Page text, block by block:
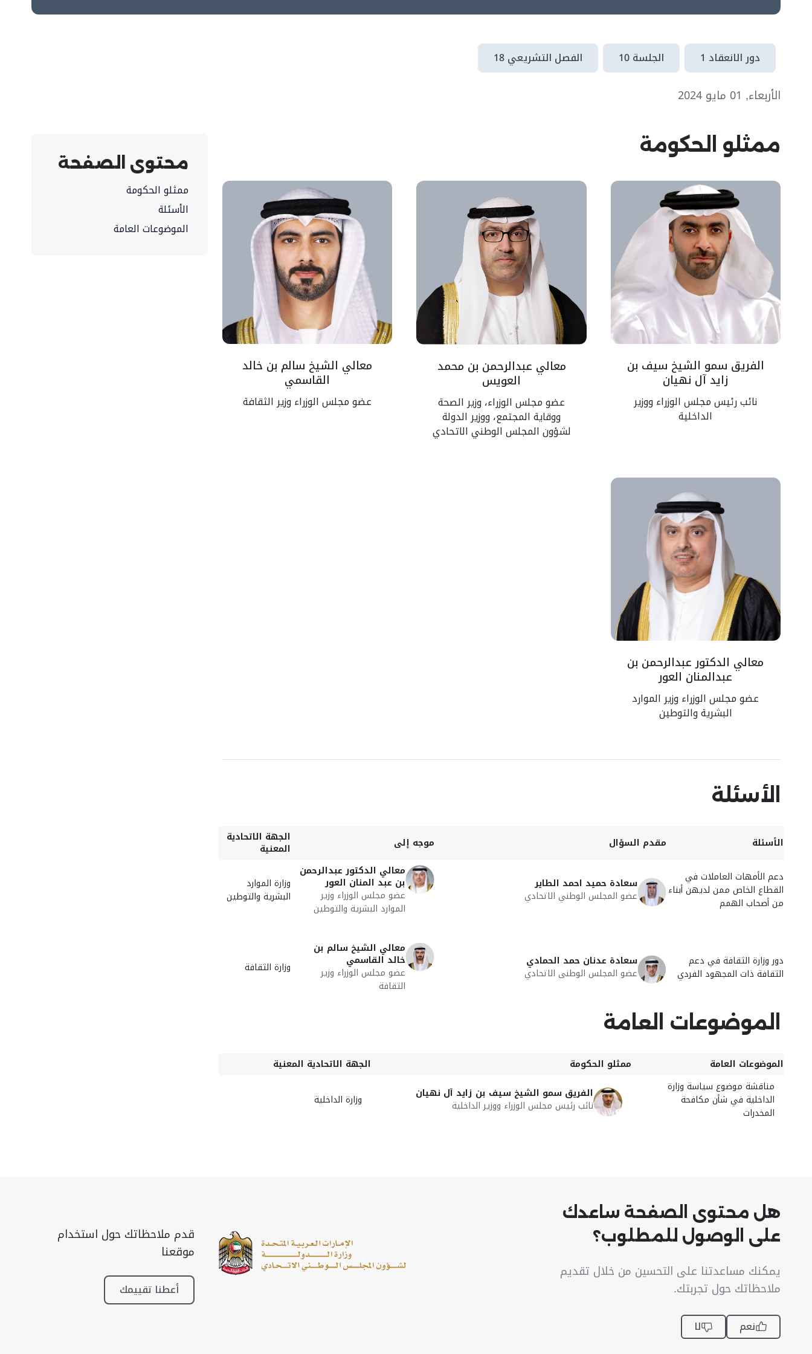
دور الانعقاد 1 الجلسة 10 الفصل التشريعي 18
الأربعاء, 01 مايو 2024
ممثلو الحكومة
الفريق سمو الشيخ سيف بن
زايد آل نهيان
نائب رئيس مجلس الوزراء ووزير
الداخلية
معالي عبدالرحمن بن محمد
العويس
عضو مجلس الوزراء، وزير الصحة
ووقاية المجتمع، ووزير الدولة
لشؤون المجلس الوطني الاتحادي
معالي الشيخ سالم بن خالد
القاسمي
عضو مجلس الوزراء وزير الثقافة
معالي الدكتور عبدالرحمن بن
عبدالمنان العور
عضو مجلس الوزراء وزير الموارد
البشرية والتوطين
الأسئلة
الأسئلة مقدم السؤال موجه إلى الجهة الاتحادية
المعنية
دعم الأمهات العاملات في
القطاع الخاص ممن لديهن أبناء
من أصحاب الهمم
سعادة حميد احمد الطاير
عضو المجلس الوطني الاتحادي
معالي الدكتور عبدالرحمن
بن عبد المنان العور
عضو مجلس الوزراء وزير
الموارد البشرية والتوطين
وزارة الموارد
البشرية والتوطين
دور وزارة الثقافة في دعم
الثقافة ذات المجهود الفردي
سعادة عدنان حمد الحمادي
عضو المجلس الوطنى الاتحادي
معالي الشيخ سالم بن
خالد القاسمي
عضو مجلس الوزراء وزير
الثقافة
وزارة الثقافة
الموضوعات العامة
الموضوعات العامة ممثلو الحكومة
الجهة الاتحادية المعنية
مناقشة موضوع سياسة وزارة
الداخلية في شأن مكافحة
المخدرات
الفريق سمو الشيخ سيف بن زايد آل نهيان
نائب رئيس مجلس الوزراء ووزير الداخلية وزارة الداخلية
محتوى الصفحة
ممثلو الحكومة
الأسئلة
الموضوعات العامة
هل محتوى الصفحة ساعدك
على الوصول للمطلوب؟
يمكنك مساعدتنا على التحسين من خلال تقديم
ملاحظاتك حول تجربتك.
نعم لا
قدم ملاحظاتك حول استخدام
موقعنا
أعطنا تقييمك